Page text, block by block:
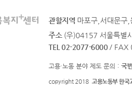
관할지역 마포구,서대문구
주소 (우)04157 서울특별
TEL 02-2077-6000 / FAX
고용·노동 분야 제도 문의 : 국
copyright 2018 고용노동부 한국